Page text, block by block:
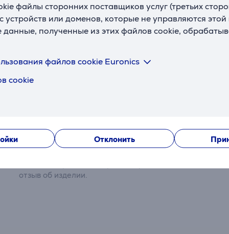
файлы сторонних поставщиков услуг (третьих
устройств или доменов, которые не управляются
данные, полученные из этих файлов cookie,
файлов cookie Euronics
cookie
Отклонить
После совершения покупки откроется возможность
отзыв об изделии.